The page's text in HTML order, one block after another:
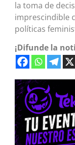
la toma de
imprescindible
políticas
¡Difunde la